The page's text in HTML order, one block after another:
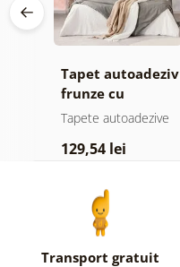
Tapet autoadeziv
frunze cu
atingere
Tapete autoadezive
129,54 lei
Transport gratuit